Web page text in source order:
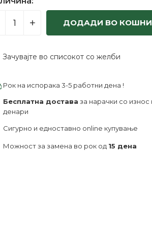
ДОДАДИ ВО
Зачувајте во списокот со желби
Рок на испорака 3-5 работни дена !
Бесплатна достава за нарачки со износ
денари
Сигурно и едноставно online купување
Можност за замена во рок од 15 дена